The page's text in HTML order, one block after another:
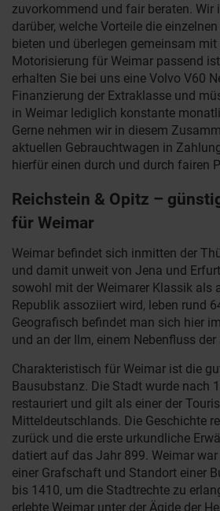
zuvorkommend und fair beraten. Wir
darüber, welche Vorteile die
bieten und überlegen gemeinsam mit
Motorisierung für Weimar passend
erhalten Sie bei uns eine Volvo V60
Finanzierung der Extraklasse und
in Weimar lediglich konstante
Gerne nehmen wir in diesem
aktuellen Gebrauchtwagen in
hierfür einen durch und durch fairen
Reichstein & Opitz –
für Weimar
Weimar befindet sich inmitten der
und damit unweit von Jena und
sowohl mit der Weimarer Klassik als
Republik assoziiert wird, leben rund
Geografisch befindet man sich hier
und an der Ilm, einem Nebenfluss der
Charakteristisch für Weimar ist die
Bausubstanz. Die Stadt wurde nach
restauriert und gilt als einer der
Mitteldeutschlands. Die Geschichte
zurück und die erste urkundliche
datiert auf das Jahr 899. Weimar
einer Grafschaft und Standort einer
bis 1410, um die Stadtrechte zu
erlebte Weimar unter der Ägide der